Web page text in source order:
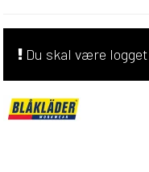
Du skal være